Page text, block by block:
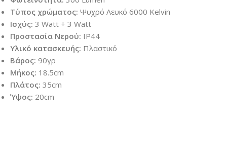
Τύπος χρώματος: Ψυχρό Λευκό 6000 Κelvin
Ισχύς: 3 Watt + 3 Watt
Προστασία Νερού: IP44
Υλικό κατασκευής: Πλαστικό
Βάρος: 90γρ
Μήκος: 18.5cm
Πλάτος: 35cm
Ύψος: 20cm